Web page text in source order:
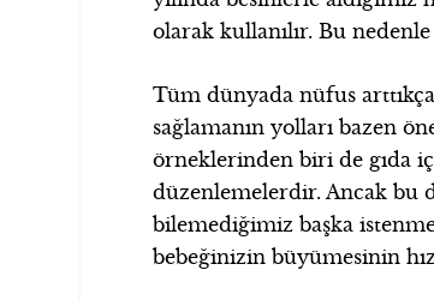
olarak kullanılır. Bu
Tüm dünyada nüfus
sağlamanın yolları bazen
örneklerinden biri de gıda
düzenlemelerdir. Ancak bu
bilemediğimiz başka
bebeğinizin büyümesinin